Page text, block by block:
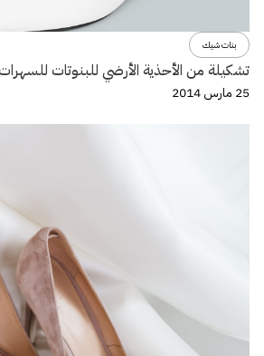
بنات شيك
تشكيلة من الأحذية الأرضي للبنوتات
25 مارس 2014